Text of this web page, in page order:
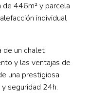
de 446m² y parcela
individual
de un chalet
y las ventajas de
una prestigiosa
seguridad 24h.